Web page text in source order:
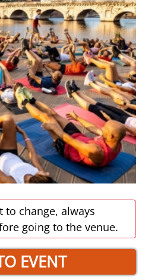
to change, always
going to the venue.
EVENT